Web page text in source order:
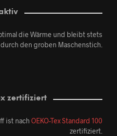
die Wärme und bleibt stets
den groben Maschenstich.
zertifiziert
ist nach OEKO-Tex Standard 100
zertifiziert.